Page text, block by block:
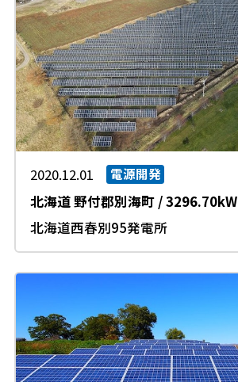
2020.12.01 電源開発
北海道野付郡別海町/3296.70kW
北海道西春別95発電所